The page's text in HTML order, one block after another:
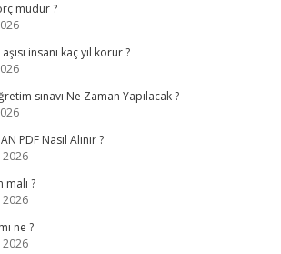
mudur ?
insanı kaç yıl korur ?
sınavı Ne Zaman Yapılacak ?
PDF Nasıl Alınır ?
2026
?
2026
ne ?
2026